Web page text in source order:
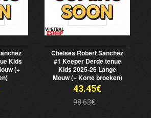
Kids
(+
Chelsea Robert Sanchez
#1 Keeper Derde tenue
Kids 2025-26 Lange
Mouw (+ Korte broeken)
43.45€
98.63€